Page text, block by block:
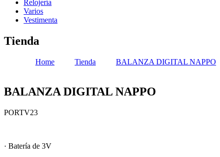
Relojería
Varios
Vestimenta
Tienda
Home Tienda BALANZA DIGITAL NAPPO
BALANZA DIGITAL NAPPO
PORTV23
· Batería de 3V